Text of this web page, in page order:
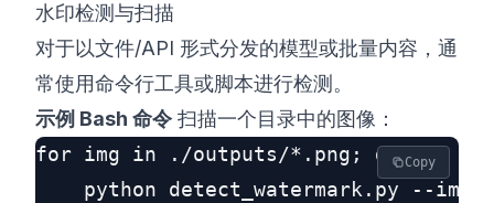
水印检测与扫描
对于以文件/API 形式分发的模型或批量内容，通
常使用命令行工具或脚本进行检测。
示例 Bash 命令扫描一个目录中的图像：
for img in ./outputs/*.png; do
python detect_watermark.py --img
Copy